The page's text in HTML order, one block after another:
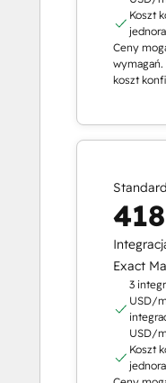
Koszt
Ceny
koszt
Standard
Exact
3
USD/
USD/
Koszt